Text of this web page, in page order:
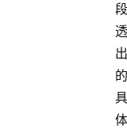
段
透
出
的
具
体